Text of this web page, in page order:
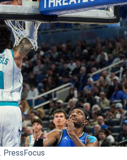
PressFocus